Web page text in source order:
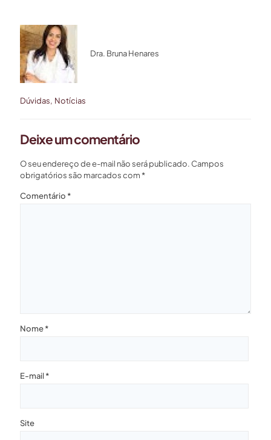
Dra. Bruna Henares
Dúvidas Notícias
Deixe um comentário
O seu endereço de e-mail não será publicado. Campos
obrigatórios são marcados com *
Comentário *
Nome*
E-mail*
Site